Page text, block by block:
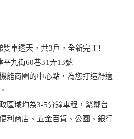
雙車透天，共3戶，全新完工!
九街60巷31弄13號
能商圈的中心點，為您打造舒適
區域均為3-5分鐘車程，緊鄰台
利商店、五金百貨、公園、銀行